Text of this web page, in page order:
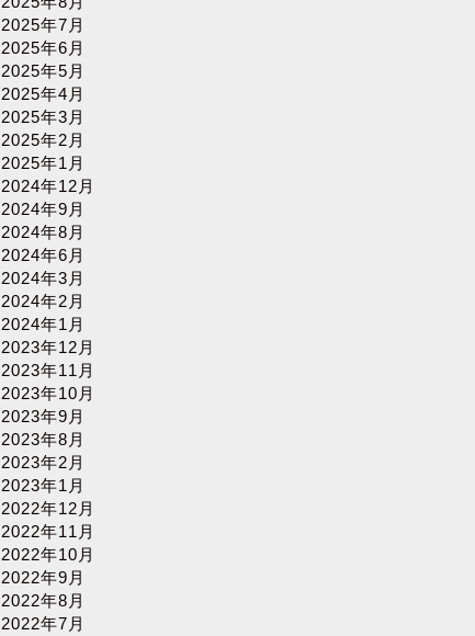
2025年7月
2025年6月
2025年5月
2025年4月
2025年3月
2025年2月
2025年1月
2024年12月
2024年9月
2024年8月
2024年6月
2024年3月
2024年2月
2024年1月
2023年12月
2023年11月
2023年10月
2023年9月
2023年8月
2023年2月
2023年1月
2022年12月
2022年11月
2022年10月
2022年9月
2022年8月
2022年7月